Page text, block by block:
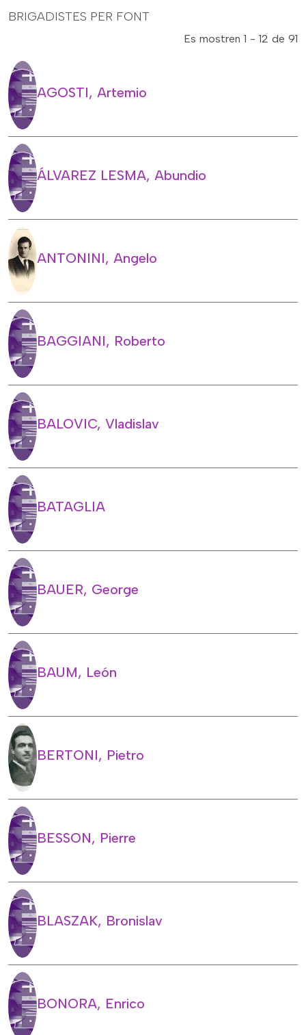
BRIGADISTES PER FONT
Es mostren 1 - 12 de 91
AGOSTI, Artemio
ÁLVAREZ LESMA, Abundio
ANTONINI, Angelo
BAGGIANI, Roberto
BALOVIC, Vladislav
BATAGLIA
BAUER, George
BAUM, León
BERTONI, Pietro
BESSON, Pierre
BLASZAK, Bronislav
BONORA, Enrico